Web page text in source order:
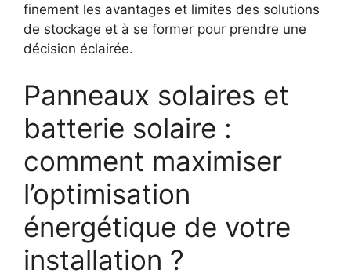
finement les avantages et limites des solutions
de stockage et à se former pour prendre une
décision éclairée.
Panneaux solaires et
batterie solaire :
comment maximiser
l’optimisation
énergétique de votre
installation ?